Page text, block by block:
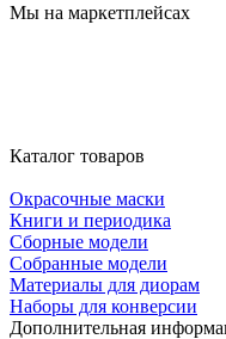
Мы на маркетплейсах
Каталог товаров
Окрасочные маски
Книги и периодика
Сборные модели
Собранные модели
Материалы для диорам
Наборы для конверсии
Дополнительная